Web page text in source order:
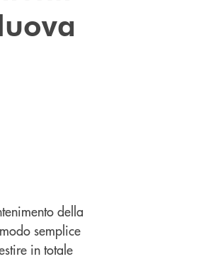
della
semplice
in totale